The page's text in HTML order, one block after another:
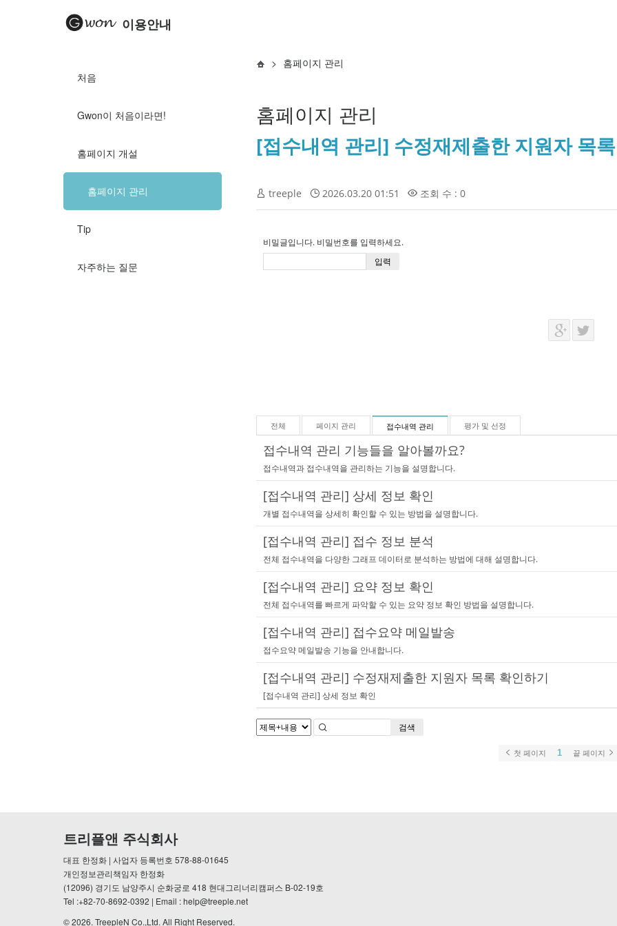
이용안내
처음
Gwon이 처음이라면!
홈페이지 개설
홈페이지 관리
Tip
자주하는 질문
> 홈페이지 관리
홈페이지 관리
[접수내역 관리] 수정재제출한 지원자 목
treeple 2026.03.20 01:51 조회 수 : 0
비밀글입니다. 비밀번호를 입력하세요.
전체 페이지 관리 접수내역 관리 평가 및 선정
접수내역 관리 기능들을 알아볼까요?
접수내역과 접수내역을 관리하는 기능을 설명합니다.
[접수내역 관리] 상세 정보 확인
개별 접수내역을 상세히 확인할 수 있는 방법을 설명합니다.
[접수내역 관리] 접수 정보 분석
전체 접수내역을 다양한 그래프 데이터로 분석하는 방법에 대해 설명합니다.
[접수내역 관리] 요약 정보 확인
전체 접수내역를 빠르게 파악할 수 있는 요약 정보 확인 방법을 설명합니다.
[접수내역 관리] 접수요약 메일발송
접수요약 메일발송 기능을 안내합니다.
[접수내역 관리] 수정재제출한 지원자 목록 확인하기
[접수내역 관리] 상세 정보 확인
검색
첫 페이지 1 끝 페이지
트리플앤 주식회사
대표 한정화 | 사업자 등록번호 578-88-01645
개인정보관리책임자 한정화
(12096) 경기도 남양주시 순화궁로 418 현대그리너리캠퍼스 B-02-19호
Tel :+82-70-8692-0392 | Email : help@treeple.net
© 2026. TreepleN Co.,Ltd. All Right Reserved.